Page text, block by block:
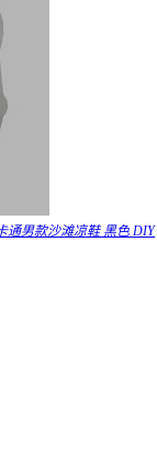
通男款沙滩凉鞋 黑色 DIY